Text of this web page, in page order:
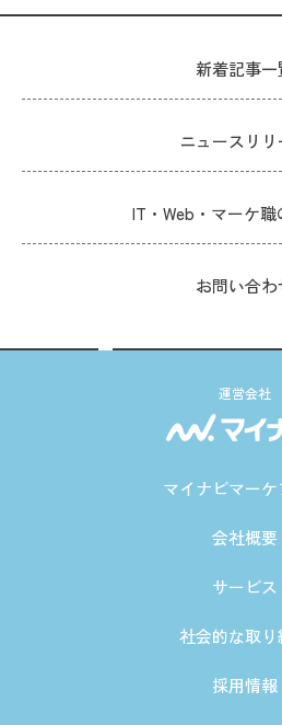
新着記事一
ニュースリリ
IT・Web・マーケ
お問い合わ
運営会社
マイナビマー
会社概要
サービス
社会的な取り
採用情報